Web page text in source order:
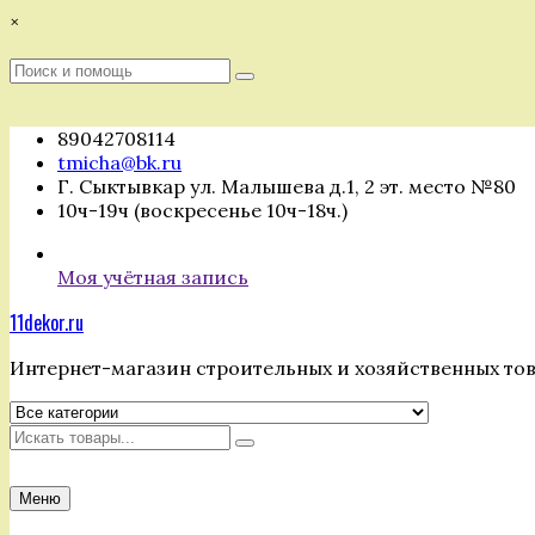
Перейти
содержимому
×
Поиск
Поиск
89042708114
tmicha@bk.ru
Г. Сыктывкар ул. Малышева д.1, 2 эт. место №80
10ч-19ч (воскресенье 10ч-18ч.)
Моя учётная запись
11dekor.ru
Интернет-магазин строительных и хозяйственных
Искать
Меню